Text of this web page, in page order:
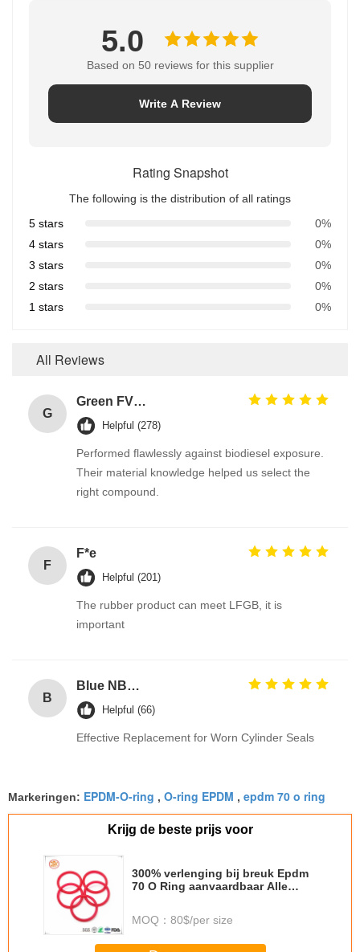
5.0
Based on 50 reviews for this supplier
Write A Review
Rating Snapshot
The following is the distribution of all ratings
5 stars
0%
4 stars
0%
3 stars
0%
2 stars
0%
1 stars
0%
All Reviews
G
Green FVMQ Fluorosilicone Heat Resistant O Ring Manufacturer For Refining Oil Equipment
Helpful (278)
Performed flawlessly against biodiesel exposure.
Their material knowledge helped us select the
right compound.
F
F*e
Helpful (201)
The rubber product can meet LFGB, it is
important
B
Blue NBR U Cup Ring Seal for Hydraulic Cylinders with Excellent Abrasion-Resistance and Good Rebound Resistance
Helpful (66)
Effective Replacement for Worn Cylinder Seals
Markeringen: EPDM-O-ring , O-ring EPDM , epdm 70 o ring
Krijg de beste prijs voor
300% verlenging bij breuk Epdm
70 O Ring aanvaardbaar Alle
MOQ： 80$/per size